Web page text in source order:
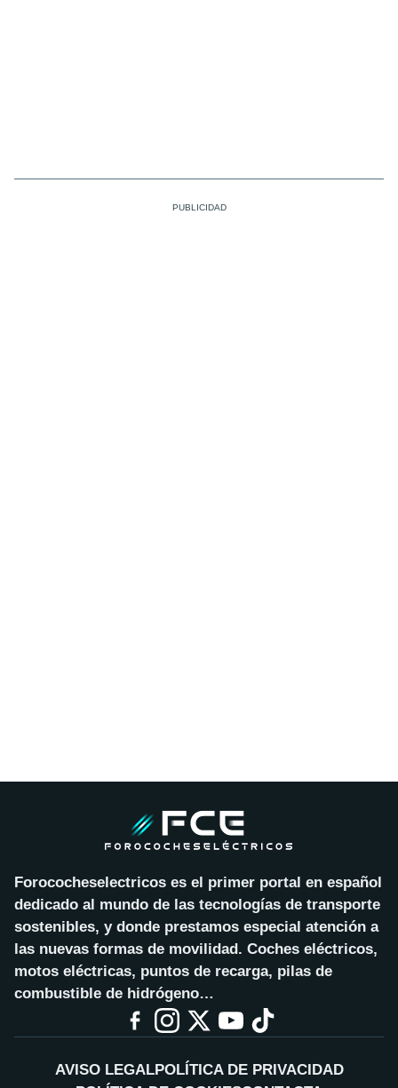
Forococheselectricos es el primer portal en español
dedicado al mundo de las tecnologías de transporte
sostenibles, y donde prestamos especial atención a
las nuevas formas de movilidad. Coches eléctricos,
motos eléctricas, puntos de recarga, pilas de
combustible de hidrógeno…
AVISO LEGALPOLÍTICA DE PRIVACIDAD